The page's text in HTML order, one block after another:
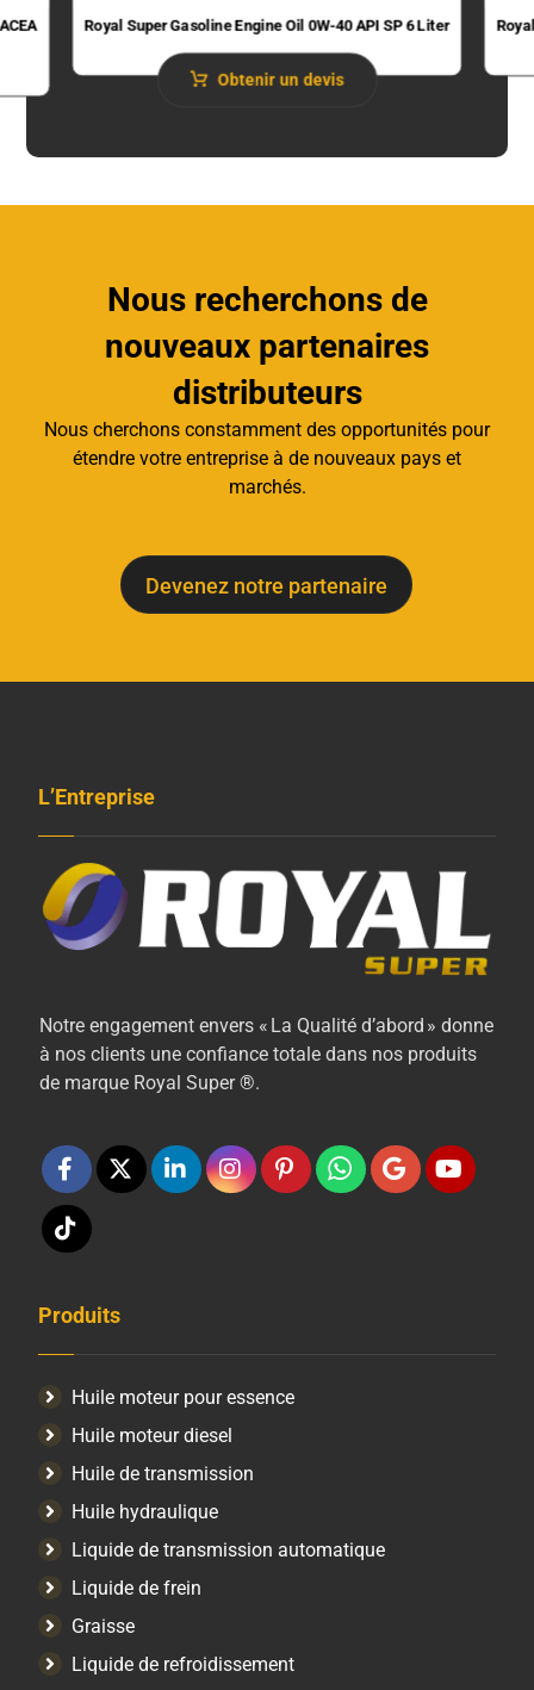
Royal Super Gasoline Engine Oil 0W-40 API SP 6 Liter
Obtenir un devis
Nous recherchons de
nouveaux partenaires
distributeurs
Nous cherchons constamment des opportunités pour
étendre votre entreprise à de nouveaux pays et
marchés.
Devenez notre partenaire
L’Entreprise
Notre engagement envers « La Qualité d’abord » donne
à nos clients une confiance totale dans nos produits
de marque Royal Super ®.
Produits
Huile moteur pour essence
Huile moteur diesel
Huile de transmission
Huile hydraulique
Liquide de transmission automatique
Liquide de frein
Graisse
Liquide de refroidissement